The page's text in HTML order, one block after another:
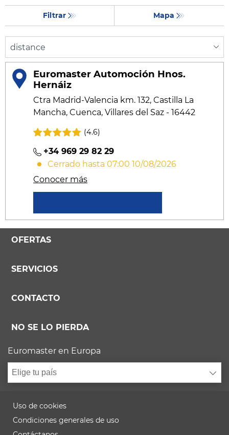
Filtrar Mapa
Euromaster Automoción Hnos.
Hernáiz
Ctra Madrid-Valencia km. 132, Castilla La
Mancha, Cuenca, Villares del Saz - 16442
(4.6)
+34 969 29 82 29
Cerrado hasta 07:00 10/08/2026
Conocer más
OFERTAS
SERVICIOS
CONTACTO
NO SE LO PIERDA
Euromaster en Europa
Elige tu país
Uso de cookies
Condiciones generales de uso